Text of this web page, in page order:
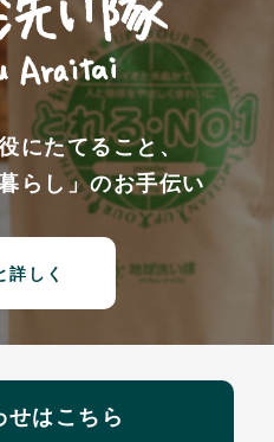
にたてること、
らし」のお手伝い
詳しく
せはこちら